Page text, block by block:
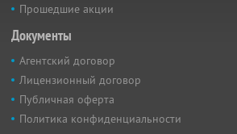
Прошедшие акции
Документы
Агентский договор
Лицензионный договор
Публичная оферта
Политика конфиденциальности